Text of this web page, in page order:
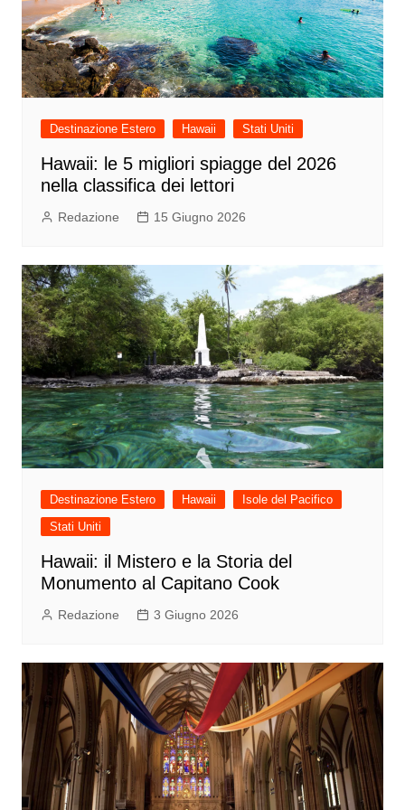
Destinazione Estero Hawaii Stati Uniti
Hawaii: le 5 migliori spiagge del 2026
nella classifica dei lettori
Redazione 15 Giugno 2026
Destinazione Estero Hawaii
Isole del Pacifico
Stati Uniti
Hawaii: il Mistero e la Storia del
Monumento al Capitano Cook
Redazione 3 Giugno 2026